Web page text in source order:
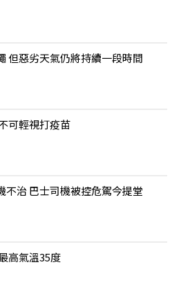
但惡劣天氣仍將持續一段時間
可輕視打疫苗
不治 巴士司機被控危駕今提堂
高氣溫35度